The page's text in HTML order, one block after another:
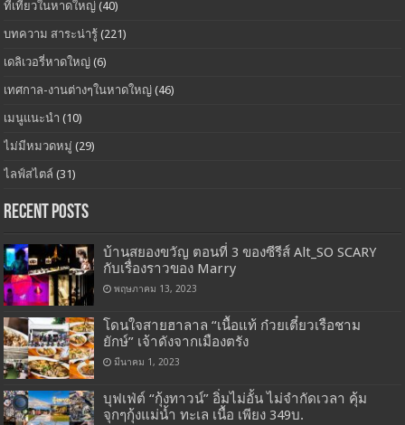
ที่เที่ยวในหาดใหญ่ (40)
บทความ สาระน่ารู้ (221)
เดลิเวอรี่หาดใหญ่ (6)
เทศกาล-งานต่างๆในหาดใหญ่ (46)
เมนูแนะนำ (10)
ไม่มีหมวดหมู่ (29)
ไลฟ์สไตล์ (31)
Recent Posts
บ้านสยองขวัญ ตอนที่ 3 ของซีรีส์ Alt_SO SCARY
กับเรื่องราวของ Marry
พฤษภาคม 13, 2023
โดนใจสายฮาลาล “เนื้อแท้ ก๋วยเตี๋ยวเรือชาม
ยักษ์” เจ้าดังจากเมืองตรัง
มีนาคม 1, 2023
บุฟเฟ่ต์ “กุ้งทาวน์” อิ่มไม่อั้น ไม่จำกัดเวลา คุ้ม
จุกๆกุ้งแม่น้ำ ทะเล เนื้อ เพียง 349บ.